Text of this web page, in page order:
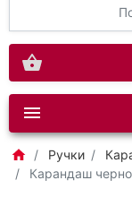
Ручки
Карандаш